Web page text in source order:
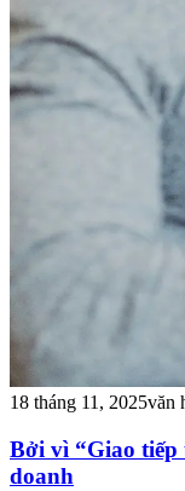
18 tháng 11, 2025văn
Bởi vì “Giao
doanh